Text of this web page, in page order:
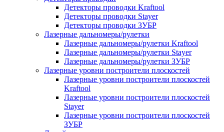
Детекторы проводки Kraftool
Детекторы проводки Stayer
Детекторы проводки ЗУБР
Лазерные дальномеры/рулетки
Лазерные дальномеры/рулетки Kraftool
Лазерные дальномеры/рулетки Stayer
Лазерные дальномеры/рулетки ЗУБР
Лазерные уровни построители плоскостей
Лазерные уровни построители плоскостей
Kraftool
Лазерные уровни построители плоскостей
Stayer
Лазерные уровни построители плоскостей
ЗУБР